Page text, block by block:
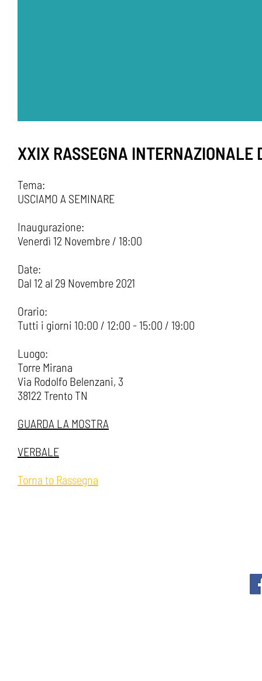
XXIX RASSEGNA INTERNAZIONALE
Tema:
USCIAMO A SEMINARE
Inaugurazione:
Venerdì 12 Novembre / 18:00
Date:
Dal 12 al 29 Novembre 2021
Orario:
Tutti i giorni 10:00 / 12:00 - 15:00 / 19:00
Luogo:
Torre Mirana
Via Rodolfo Belenzani, 3
38122 Trento TN
GUARDA LA MOSTRA
VERBALE
Torna to Rassegna